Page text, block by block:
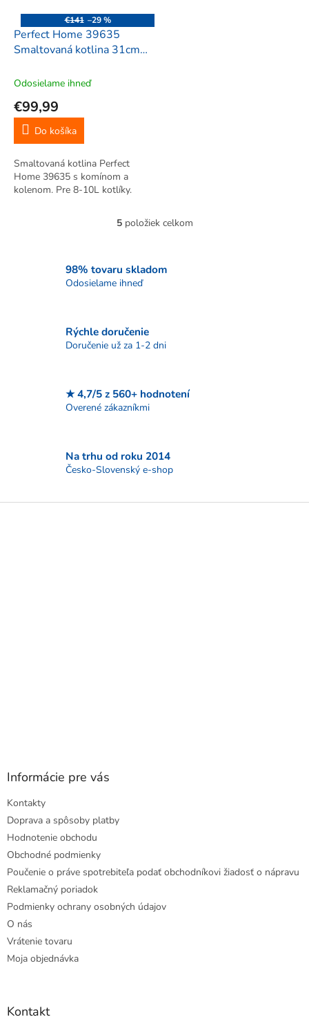
€141 –29 %
Perfect Home 39635
Smaltovaná kotlina 31cm
Odosielame ihneď
€99,99
Do košíka
Smaltovaná kotlina Perfect
Home 39635 s komínom a
kolenom. Pre 8-10L kotlíky.
O
á
p
k
y
i
s
u
5položiek celkom
98% tovaru skladom
Odosielame ihneď
Rýchle doručenie
Doručenie už za 1-2 dni
★ 4,7/5 z 560+ hodnotení
Overené zákazníkmi
Na trhu od roku 2014
Česko-Slovenský e-shop
Z
Informácie pre vás
Kontakty
Doprava a spôsoby platby
Hodnotenie obchodu
Obchodné podmienky
Poučenie o práve spotrebiteľa podať obchodníkovi žiadosť o nápravu
Reklamačný poriadok
Podmienky ochrany osobných údajov
O nás
Vrátenie tovaru
Moja objednávka
Kontakt